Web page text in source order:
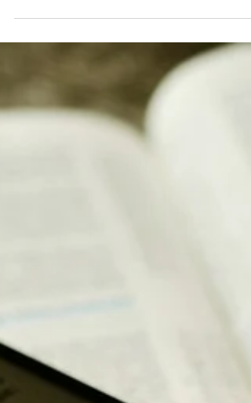
「暗くても､星は輝いている」 米国の哲学
エマーソンの言葉です｡ 何もかも上手くい
ず､悩んでいる時でも､目をこらせば､光は見
えるのかもしれません。 悲観的にならず､
野を広げて見れば､明るい兆しが見つかるは
ずです｡ 冷静に対応しましょう｡ 勉強開始...